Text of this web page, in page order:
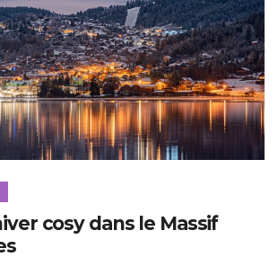
cosy dans le Massif